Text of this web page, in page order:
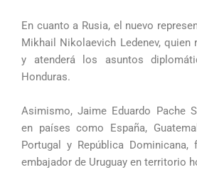
En cuanto a Rusia, el nuevo
Mikhail Nikolaevich Ledenev, quien
y atenderá los asuntos
Honduras.
Asimismo, Jaime Eduardo Pache
en países como España,
Portugal y República Dominicana,
embajador de Uruguay en territorio